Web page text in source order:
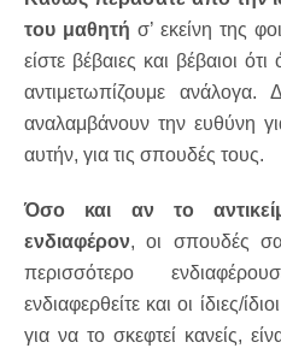
του μαθητή σ’ εκείνη της
είστε βέβαιες και βέβαιοι
αντιμετωπίζουμε
αναλαμβάνουν την ευθύνη
αυτήν, για τις σπουδές τους.
Όσο και αν το
ενδιαφέρον, οι σπουδές
περισσότερο
ενδιαφερθείτε και οι ίδιες/
για να το σκεφτεί κανείς,